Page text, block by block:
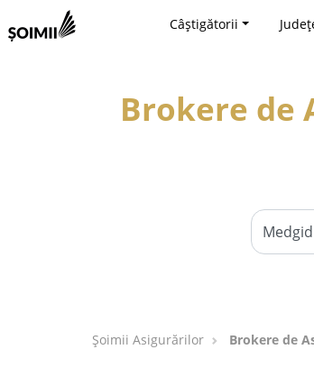
Câștigătorii
Brokere de
Șoimii Asigurărilor Brokere de